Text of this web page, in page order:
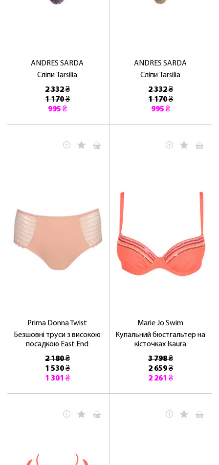
ANDRES SARDA
Сліпи Tarsilia
2 332 ₴
1 170 ₴
995 ₴
ANDRES SARDA
Сліпи Tarsilia
2 332 ₴
1 170 ₴
995 ₴
Prima Donna Twist
Безшовні труси з високою
посадкою East End
2 180 ₴
1 530 ₴
1 301 ₴
Marie Jo Swim
Купальний бюстгальтер на
кісточках Isaura
3 798 ₴
2 659 ₴
2 261 ₴